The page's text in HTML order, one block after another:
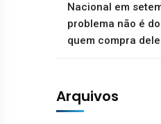
Nacional em
problema não é
quem compra dele
Arquivos